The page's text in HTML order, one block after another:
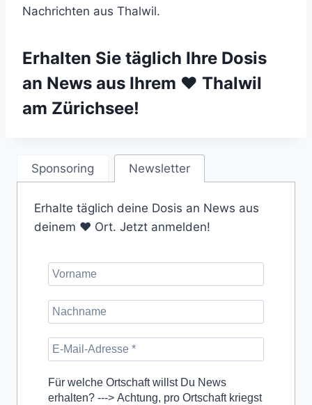
Nachrichten aus Thalwil.
Erhalten Sie täglich Ihre Dosis
an News aus Ihrem ❤️ Thalwil
am Zürichsee!
Sponsoring Newsletter
Erhalte täglich deine Dosis an News aus
deinem ❤️ Ort. Jetzt anmelden!
Für welche Ortschaft willst Du News
erhalten? ---> Achtung, pro Ortschaft kriegst